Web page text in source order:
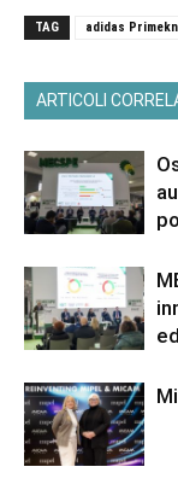
TAG adidas
ARTICOLI